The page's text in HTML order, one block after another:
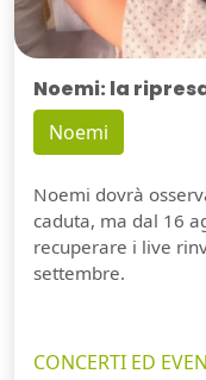
Noemi: la
Noemi
Noemi dovrà
caduta, ma dal 16
recuperare i live
settembre.
CONCERTI ED